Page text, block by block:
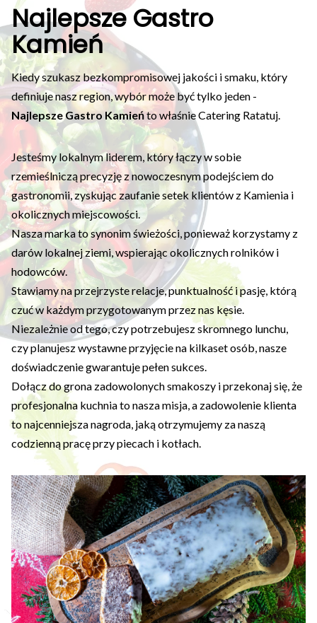
Najlepsze Gastro
Kamień
Kiedy szukasz bezkompromisowej jakości i smaku, który
definiuje nasz region, wybór może być tylko jeden -
Najlepsze Gastro Kamieńto właśnie Catering Ratatuj.
Jesteśmy lokalnym liderem, który łączy w sobie
rzemieślniczą precyzję z nowoczesnym podejściem do
gastronomii, zyskując zaufanie setek klientów z Kamienia i
okolicznych miejscowości.
Nasza marka to synonim świeżości, ponieważ korzystamy z
darów lokalnej ziemi, wspierając okolicznych rolników i
hodowców.
Stawiamy na przejrzyste relacje, punktualność i pasję, którą
czuć w każdym przygotowanym przez nas kęsie.
Niezależnie od tego, czy potrzebujesz skromnego lunchu,
czy planujesz wystawne przyjęcie na kilkaset osób, nasze
doświadczenie gwarantuje pełen sukces.
Dołącz do grona zadowolonych smakoszy i przekonaj się, że
profesjonalna kuchnia to nasza misja, a zadowolenie klienta
to najcenniejsza nagroda, jaką otrzymujemy za naszą
codzienną pracę przy piecach i kotłach.